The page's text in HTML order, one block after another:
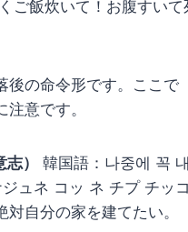
ご飯炊いて！お腹すいて
後の命令形です。ここで
注意です。
）
韓国語：나중에 꼭
ュネ コッ ネ チプ チッ
自分の家を建てたい。